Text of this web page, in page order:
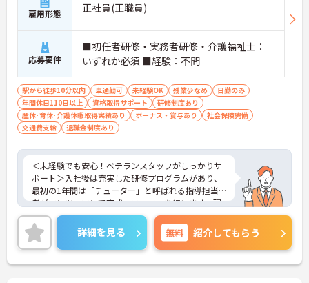
雇用形態 正社員(正職員)
応募要件
■初任者研修・実務者研修・介護福祉士：
いずれか必須 ■経験：不問
駅から徒歩10分以内 車通勤可 未経験OK 残業少なめ
日勤のみ
年間休日110日以上
資格取得サポート
研修制度あり
産休･育休･介護休暇取得実績あり
ボーナス・賞与あり
社会保険完備
交通費支給
退職金制度あり
＜未経験でも安心！ベテランスタッフがしっかりサ
ポート＞入社後は充実した研修プログラムがあり、
最初の1年間は「チューター」と呼ばれる指導担当
者がマンツーマンで育成・フォローを行います。現
場ではベテランのサービス提供責任者があなたをバ
ックアップするので、困ったことがあればすぐに相
談できます。焦らずじっくりとスキルを身につけて
いける温かい環境です。
＜助け合いが自然に生まれる、明るい職場です＞ス
詳細を見る 無料 紹介してもらう